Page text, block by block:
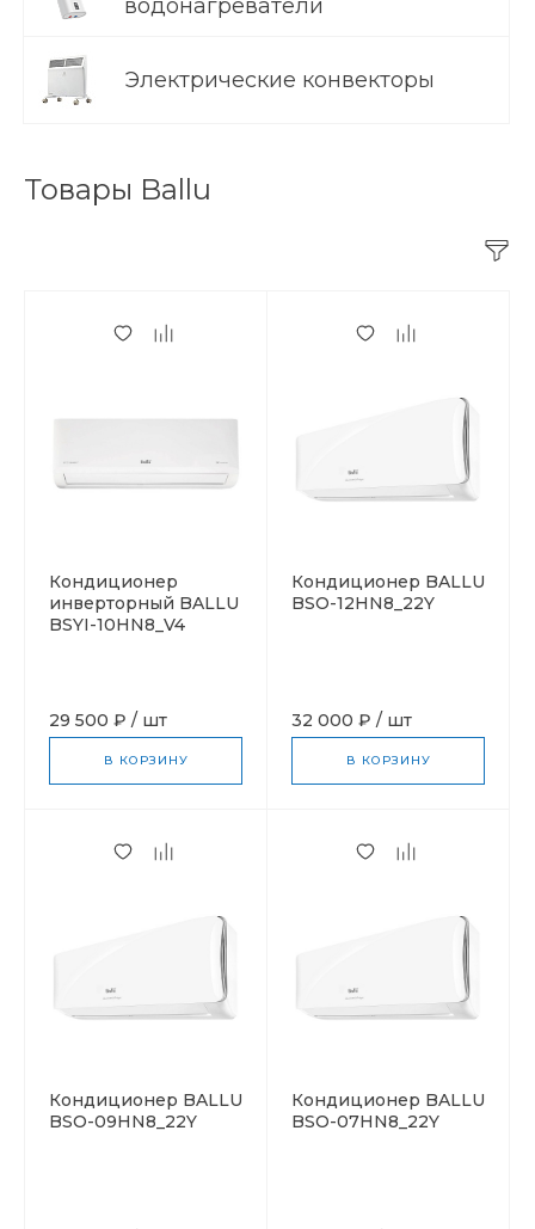
водонагреватели
Электрические конвекторы
Товары Ballu
Кондиционер
инверторный BALLU
BSYI-10HN8_V4
29 500 ₽ / шт
В КОРЗИНУ
Кондиционер BALLU
BSO-12HN8_22Y
32 000 ₽ / шт
В КОРЗИНУ
Кондиционер BALLU
BSO-09HN8_22Y
Кондиционер BALLU
BSO-07HN8_22Y